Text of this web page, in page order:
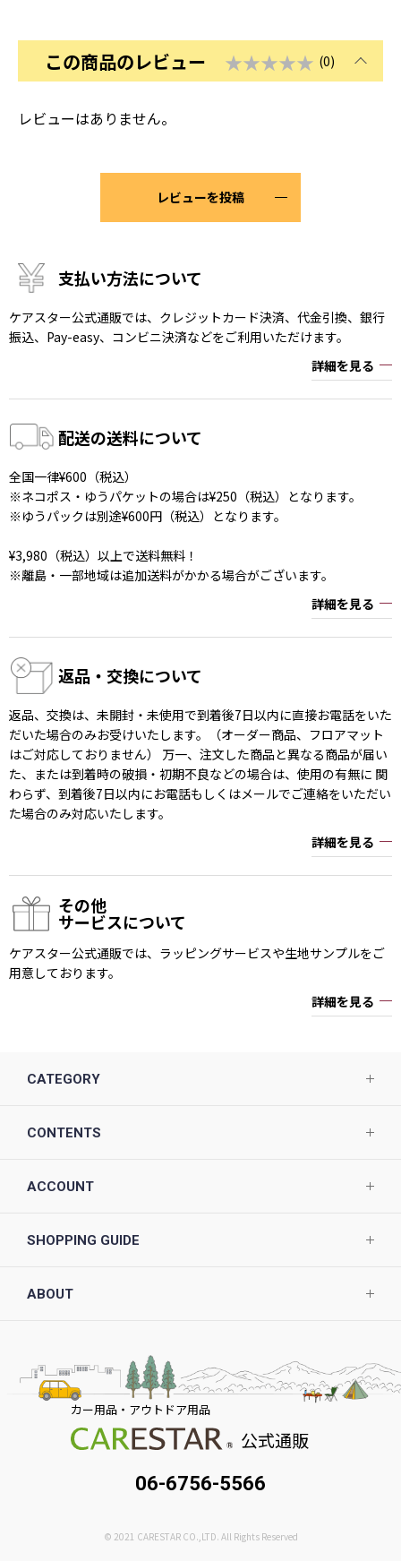
この商品のレビュー ★★★★★ (0)
レビューはありません。
レビューを投稿
支払い方法について
ケアスター公式通販では、クレジットカード決済、代金引換、銀行
振込、Pay-easy、コンビニ決済などをご利用いただけます。
詳細を見る
配送の送料について
全国一律¥600（税込）
※ネコポス・ゆうパケットの場合は¥250（税込）となります。
※ゆうパックは別途¥600円（税込）となります。
¥3,980（税込）以上で送料無料！
※離島・一部地域は追加送料がかかる場合がございます。
詳細を見る
返品・交換について
返品、交換は、未開封・未使用で到着後7日以内に直接お電話をいた
だいた場合のみお受けいたします。（オーダー商品、フロアマット
はご対応しておりません） 万一、注文した商品と異なる商品が届い
た、または到着時の破損・初期不良などの場合は、使用の有無に 関
わらず、到着後7日以内にお電話もしくはメールでご連絡をいただい
た場合のみ対応いたします。
詳細を見る
その他
サービスについて
ケアスター公式通販では、ラッピングサービスや生地サンプルをご
用意しております。
詳細を見る
CATEGORY
CONTENTS
ACCOUNT
SHOPPING GUIDE
ABOUT
カー用品・アウトドア用品
公式通販
06-6756-5566
© 2021 CARESTAR CO.,LTD. All Rights Reserved